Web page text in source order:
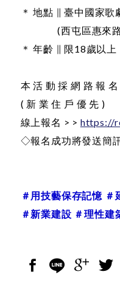
＊ 地點 ∥ 臺中國家
(西屯區惠來路
＊ 年齡 ∥ 限18歲以上
本 活 動 採 網 路 報 名
( 新 業 住 戶 優 先 )
線上報名 > > https://
◇報名成功將發送簡
＃用技藝保存記憶 ＃
＃新業建設 ＃理性建